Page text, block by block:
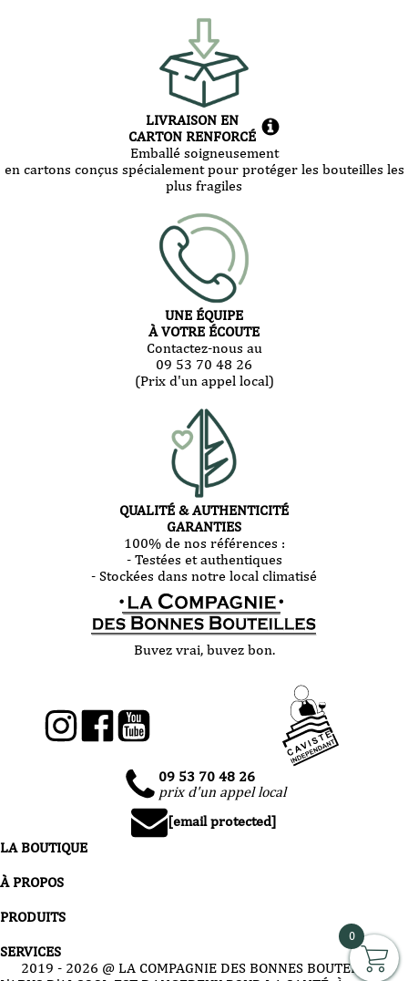
LIVRAISON EN
CARTON RENFORCÉ
Emballé soigneusement
en cartons conçus spécialement pour protéger les bouteilles les
plus fragiles
UNE ÉQUIPE
À VOTRE ÉCOUTE
Contactez-nous au
09 53 70 48 26
(Prix d'un appel local)
QUALITÉ & AUTHENTICITÉ
GARANTIES
100% de nos références :
- Testées et authentiques
- Stockées dans notre local climatisé
Buvez vrai, buvez bon.
09 53 70 48 26
prix d'un appel local
[email protected]
LA BOUTIQUE
À PROPOS
PRODUITS
SERVICES
2019 - 2026 @ LA COMPAGNIE DES BONNES BOUTEILLES
0